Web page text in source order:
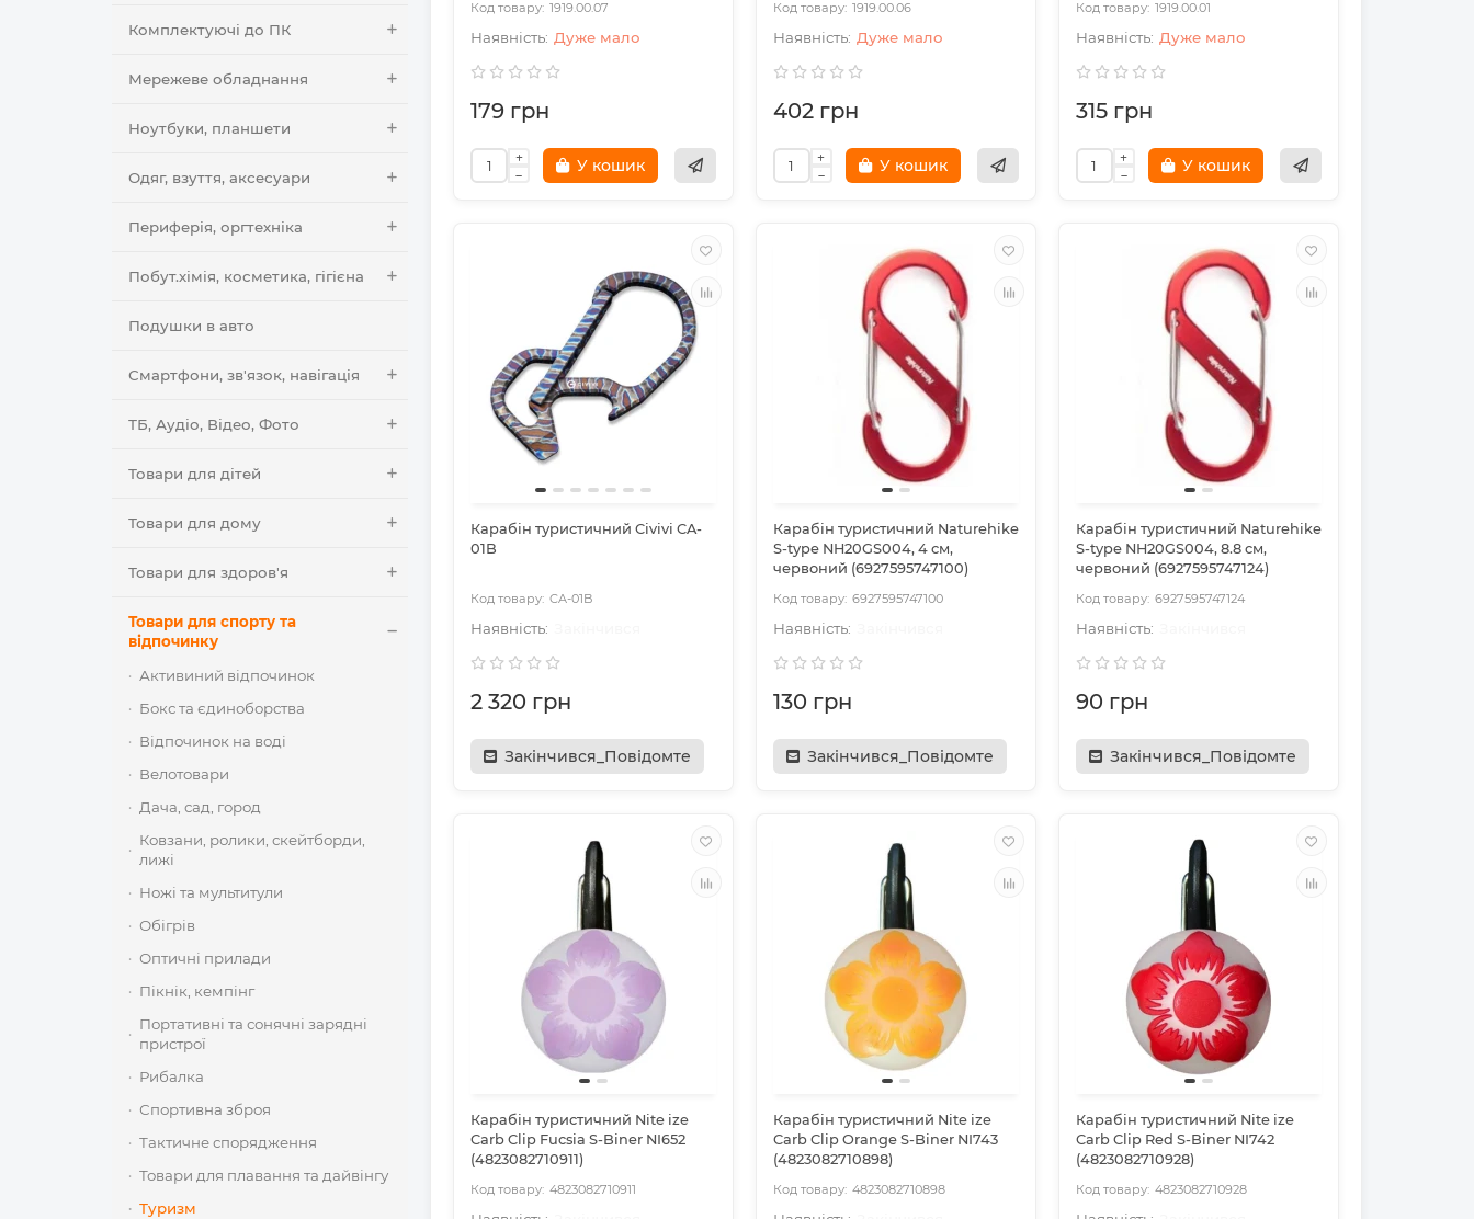
Комплектуючі до ПК
Мережеве обладнання
Ноутбуки, планшети
Одяг, взуття, аксесуари
Периферія, оргтехніка
Побут.хімія, косметика, гігієна
Подушки в авто
Смартфони, зв'язок, навігація
ТБ, Аудіо, Відео, Фото
Товари для дітей
Товари для дому
Товари для здоров'я
Товари для спорту та
відпочинку
Активиний відпочинок
Бокс та єдиноборства
Відпочинок на воді
Велотовари
Дача, сад, город
Ковзани, ролики, скейтборди,
лижі
Ножі та мультитули
Обігрів
Оптичні прилади
Пікнік, кемпінг
Портативні та сонячні зарядні
пристрої
Рибалка
Спортивна зброя
Тактичне спорядження
Товари для плавання та дайвінгу
Туризм
1919.00.07
Дуже мало
179 грн
У кошик
1919.00.06
Дуже мало
402 грн
У кошик
1919.00.01
Дуже мало
315 грн
У кошик
Карабін туристичний Civivi CA-
01B
CA-01B
2 320 грн
Закінчився_Повідомте
Карабін туристичний Naturehike
S-type NH20GS004, 4 см,
червоний (6927595747100)
6927595747100
130 грн
Закінчився_Повідомте
Карабін туристичний Naturehike
S-type NH20GS004, 8.8 см,
червоний (6927595747124)
6927595747124
90 грн
Закінчився_Повідомте
Карабін туристичний Nite ize
Carb Clip Fucsia S-Biner NI652
(4823082710911)
4823082710911
Карабін туристичний Nite ize
Carb Clip Orange S-Biner NI743
(4823082710898)
4823082710898
Карабін туристичний Nite ize
Carb Clip Red S-Biner NI742
(4823082710928)
4823082710928